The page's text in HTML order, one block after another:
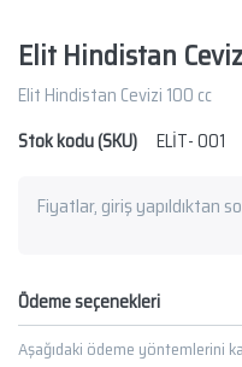
Elit Hindistan
Elit Hindistan Cevizi 100 cc
Stok kodu (SKU)
ELİT- 001
Fiyatlar, giriş yapıldıktan
Ödeme seçenekleri
Aşağıdaki ödeme yöntemlerini